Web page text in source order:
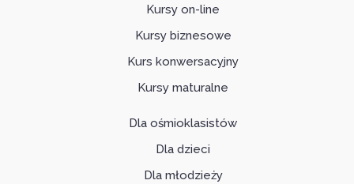
Kursy on-line
Kursy biznesowe
Kurs konwersacyjny
Kursy maturalne
Dla ośmioklasistów
Dla dzieci
Dla młodzieży